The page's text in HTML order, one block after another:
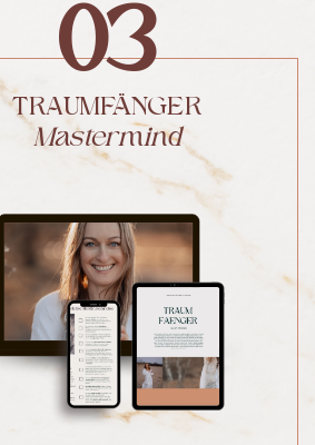
03
TRAUMFÄNGER
Mastermind